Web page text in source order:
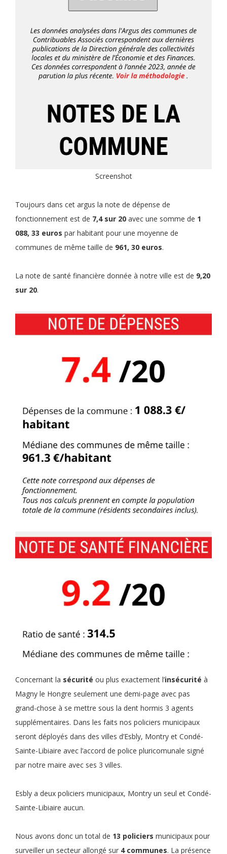
Screenshot
Toujours dans cet argus la note de dépense de
fonctionnement est de 7,4 sur 20 avec une somme de 1
088, 33 euros par habitant pour une moyenne de
communes de même taille de 961, 30 euros.
La note de santé financière donnée à notre ville est de 9,20
sur 20.
Concernant la sécurité ou plus exactement l’insécurité à
Magny le Hongre seulement une demi-page avec pas
grand-chose à se mettre sous la dent hormis 3 agents
supplémentaires. Dans les faits nos policiers municipaux
seront déployés dans des villes d’Esbly, Montry et Condé-
Sainte-Libiaire avec l’accord de police pluricomunale signé
par notre maire avec ses 3 villes.
Esbly a deux policiers municipaux, Montry un seul et Condé-
Sainte-Libiaire aucun.
Nous avons donc un total de 13 policiers municipaux pour
surveiller un secteur allongé sur 4 communes. La présence